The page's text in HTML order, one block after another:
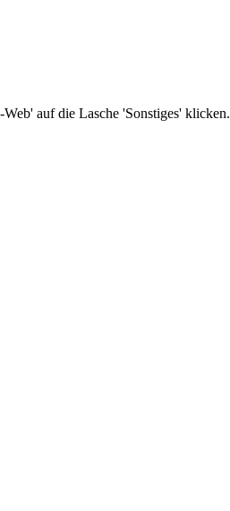
auf die Lasche 'Sonstiges' klicken.